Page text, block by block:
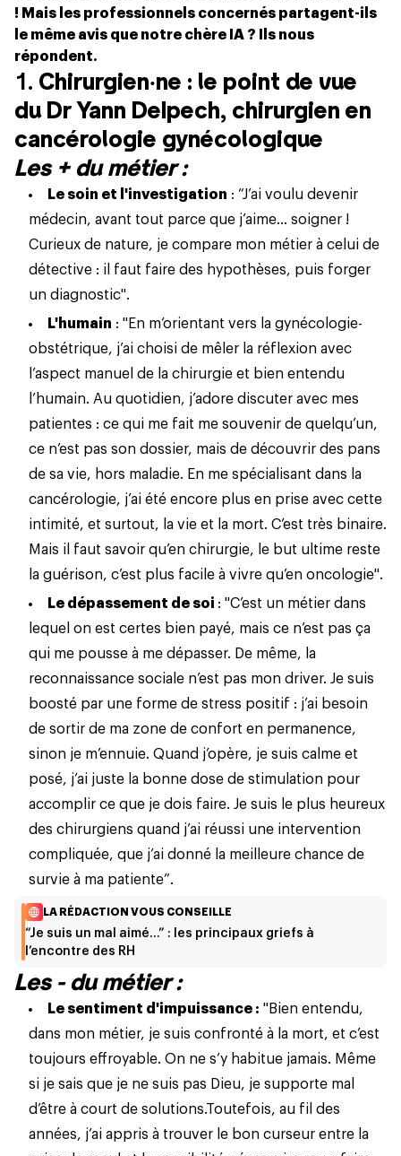
! Mais les professionnels concernés partagent-ils
le même avis que notre chère IA ? Ils nous
répondent.
1. Chirurgien‧ne : le point de vue
du Dr Yann Delpech, chirurgien en
cancérologie gynécologique
Les + du métier :
Le soin et l'investigation : “J’ai voulu devenir
médecin, avant tout parce que j’aime… soigner !
Curieux de nature, je compare mon métier à celui de
détective : il faut faire des hypothèses, puis forger
un diagnostic".
L'humain : "En m’orientant vers la gynécologie-
obstétrique, j’ai choisi de mêler la réflexion avec
l’aspect manuel de la chirurgie et bien entendu
l’humain. Au quotidien, j’adore discuter avec mes
patientes : ce qui me fait me souvenir de quelqu’un,
ce n’est pas son dossier, mais de découvrir des pans
de sa vie, hors maladie. En me spécialisant dans la
cancérologie, j’ai été encore plus en prise avec cette
intimité, et surtout, la vie et la mort. C’est très binaire.
Mais il faut savoir qu’en chirurgie, le but ultime reste
la guérison, c’est plus facile à vivre qu’en oncologie".
Le dépassement de soi : "C’est un métier dans
lequel on est certes bien payé, mais ce n’est pas ça
qui me pousse à me dépasser. De même, la
reconnaissance sociale n’est pas mon driver. Je suis
boosté par une forme de stress positif : j’ai besoin
de sortir de ma zone de confort en permanence,
sinon je m’ennuie. Quand j’opère, je suis calme et
posé, j’ai juste la bonne dose de stimulation pour
accomplir ce que je dois faire. Je suis le plus heureux
des chirurgiens quand j’ai réussi une intervention
compliquée, que j’ai donné la meilleure chance de
survie à ma patiente”.
LA RÉDACTION VOUS CONSEILLE
“Je suis un mal aimé…” : les principaux griefs à
l’encontre des RH
Les - du métier :
Le sentiment d'impuissance : "Bien entendu,
dans mon métier, je suis confronté à la mort, et c’est
toujours effroyable. On ne s’y habitue jamais. Même
si je sais que je ne suis pas Dieu, je supporte mal
d’être à court de solutions.Toutefois, au fil des
années, j’ai appris à trouver le bon curseur entre la